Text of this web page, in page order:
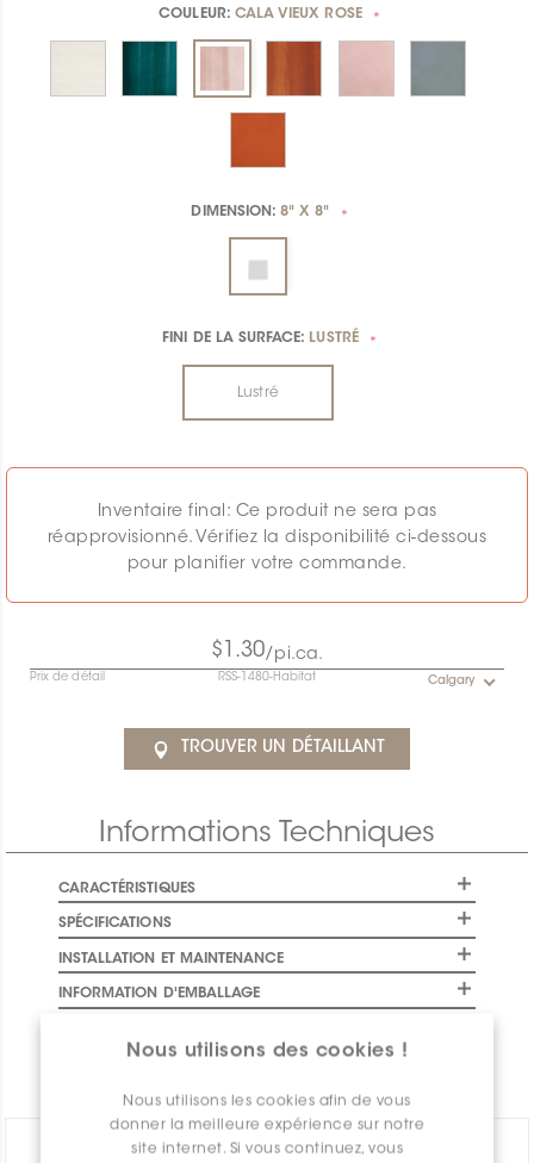
Nous utilisons des cookies !
Nous utilisons les cookies afin de vous
donner la meilleure expérience sur notre
site internet. Si vous continuez, vous
COULEUR: CALA VIEUX ROSE *
DIMENSION:8" X 8" *
FINI DE LA SURFACE: LUSTRÉ *
Lustré
Inventaire final: Ce produit ne sera pas
réapprovisionné. Vérifiez la disponibilité ci-dessous
pour planifier votre commande.
$1.30/pi.ca.
Prix de détail RSS-1480-Habitat Calgary
TROUVER UN DÉTAILLANT
Informations Techniques
CARACTÉRISTIQUES
SPÉCIFICATIONS
INSTALLATION ET MAINTENANCE
INFORMATION D'EMBALLAGE
PARTAGER: